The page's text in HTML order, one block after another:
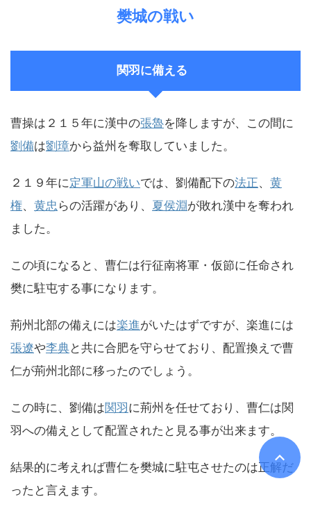
樊城の戦い
関羽に備える
曹操は２１５年に漢中の張魯を降しますが、この間に
劉備は劉璋から益州を奪取していました。
２１９年に定軍山の戦いでは、劉備配下の法正、 黄
権、 黄忠 らの活躍があり、 夏侯淵が敗れ漢中を奪われ
ました。
この頃になると、曹仁は行征南将軍・仮節に任命され
樊に駐屯する事になります。
荊州北部の備えには楽進がいたはずですが、楽進には
張遼や李典と共に合肥を守らせており、配置換えで曹
仁が荊州北部に移ったのでしょう。
この時に、劉備は関羽 に荊州を任せており、曹仁は関
羽への備えとして配置されたと見る事が出来ます。
結果的に考えれば曹仁を樊城に駐屯させたのは正解だ
ったと言えます。